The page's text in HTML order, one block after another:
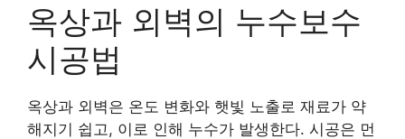
옥상과 외벽의 누수보수
시공법
옥상과 외벽은 온도 변화와 햇빛 노출로 재료가 약
해지기 쉽고, 이로 인해 누수가 발생한다. 시공은 먼